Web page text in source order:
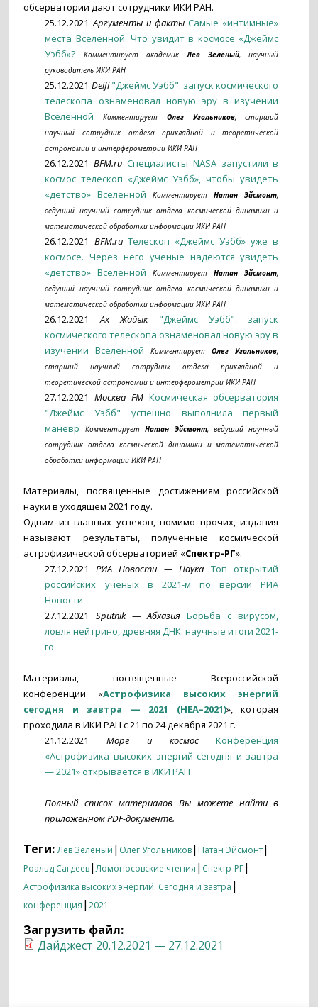
обсерватории дают сотрудники ИКИ РАН.
25.12.2021Аргументы и факты Самые «интимные»
места Вселенной. Что увидит в космосе «Джеймс
Уэбб»?
Комментирует академикЛев Зеленый, научный
руководитель ИКИ РАН
25.12.2021 Delfi "Джеймс Уэбб": запуск космического
телескопа ознаменовал новую эру в изучении
Вселенной
Комментирует Олег Угольников, старший
научный сотрудник отдела прикладной и теоретической
астрономии и интерферометрии ИКИ РАН
26.12.2021BFM.ru Специалисты NASA запустили в
космос телескоп «Джеймс Уэбб», чтобы увидеть
«детство» Вселенной
КомментируетНатан Эйсмонт,
ведущий научный сотрудник отдела космической динамики и
математической обработки информации ИКИ РАН
26.12.2021 BFM.ru Телескоп «Джеймс Уэбб» уже в
космосе. Через него ученые надеются увидеть
«детство» Вселенной
КомментируетНатан Эйсмонт,
ведущий научный сотрудник отдела космической динамики и
математической обработки информации ИКИ РАН
26.12.2021 Ак Жайык
"Джеймс Уэбб": запуск
космического телескопа ознаменовал новую эру в
изучении Вселенной
КомментируетОлег Угольников,
старший научный сотрудник отдела прикладной и
теоретической астрономии и интерферометрии ИКИ РАН
27.12.2021Москва FM Космическая обсерватория
"Джеймс Уэбб" успешно выполнила первый
маневр
КомментируетНатан Эйсмонт, ведущий научный
сотрудник отдела космической динамики и математической
обработки информации ИКИ РАН
Материалы, посвященные достижениям российской
науки в уходящем 2021 году.
Одним из главных успехов, помимо прочих, издания
называют результаты, полученные космической
астрофизической обсерваторией «Спектр-РГ».
27.12.2021
РИА Новости — Наука Топ открытий
российских ученых в 2021-м по версии РИА
Новости
27.12.2021 Sputnik — Абхазия Борьба с вирусом,
ловля нейтрино, древняя ДНК: научные итоги 2021-
го
Материалы, посвященные Всероссийской
конференции «Астрофизика высоких энергий
сегодня и завтра — 2021 (HEA–2021)», которая
проходила в ИКИ РАН с 21 по 24 декабря 2021 г.
21.12.2021Море и космос
Конференция
«Астрофизика высоких энергий сегодня и завтра
— 2021» открывается в ИКИ РАH
Полный список материалов Вы можете найти в
приложенном PDF-документе.
Теги:Лев Зеленый | Олег Угольников| Натан Эйсмонт|
Роальд Сагдеев|Ломоносовские чтения | Спектр-РГ|
Астрофизика высоких энергий. Сегодня и завтра |
конференция |2021
Загрузить файл:
Дайджест 20.12.2021 — 27.12.2021